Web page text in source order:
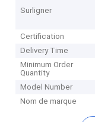
Surligner
Certification
Delivery Time
Minimum Order
Quantity
Model Number
Nom de marque